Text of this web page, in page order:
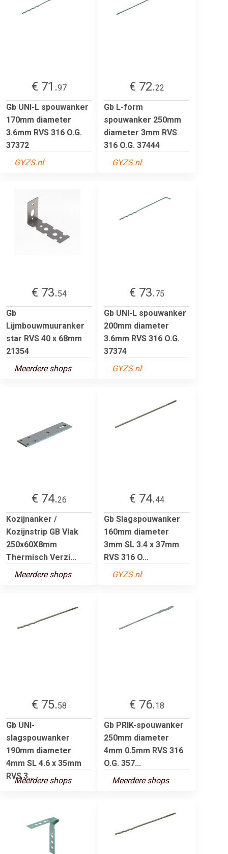
€ 71.97
Gb UNI-L spouwanker
170mm diameter
3.6mm RVS 316 O.G.
37372
GYZS.nl
€ 72.22
Gb L-form
spouwanker 250mm
diameter 3mm RVS
316 O.G. 37444
GYZS.nl
€ 73.54
Gb
Lijmbouwmuuranker
star RVS 40 x 68mm
21354
Meerdere shops
€ 73.75
Gb UNI-L spouwanker
200mm diameter
3.6mm RVS 316 O.G.
37374
GYZS.nl
€ 74.26
Kozijnanker /
Kozijnstrip GB Vlak
250x60X8mm
Thermisch Verzi...
Meerdere shops
€ 74.44
Gb Slagspouwanker
160mm diameter
3mm SL 3.4 x 37mm
RVS 316 O...
GYZS.nl
€ 75.58
Gb UNI-
slagspouwanker
190mm diameter
4mm SL 4.6 x 35mm
RVS 3...
Meerdere shops
€ 76.18
Gb PRIK-spouwanker
250mm diameter
4mm 0.5mm RVS 316
O.G. 357...
Meerdere shops